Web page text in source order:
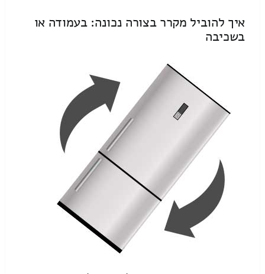
איך להוביל מקרר בצורה נכונה: בעמודה או
בשכיבה